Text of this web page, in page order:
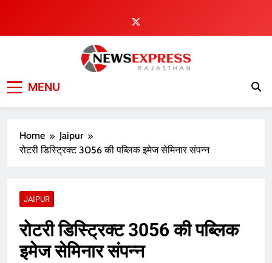
content
MENU
Home
Jaipur
रोटरी डिस्ट्रिक्ट 3056 की पब्लिक इमेज सेमिनार संपन्न
JAIPUR
रोटरी डिस्ट्रिक्ट 3056 की पब्लिक
इमेज सेमिनार संपन्न